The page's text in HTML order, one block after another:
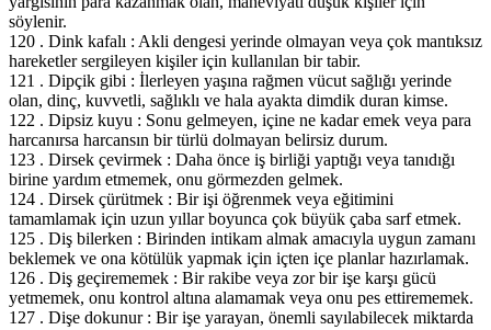
söylenir.
120 . Dink kafalı : Akli dengesi yerinde olmayan veya çok mantıksız
hareketler sergileyen kişiler için kullanılan bir tabir.
121 . Dipçik gibi : İlerleyen yaşına rağmen vücut sağlığı yerinde
olan, dinç, kuvvetli, sağlıklı ve hala ayakta dimdik duran kimse.
122 . Dipsiz kuyu : Sonu gelmeyen, içine ne kadar emek veya para
harcanırsa harcansın bir türlü dolmayan belirsiz durum.
123 . Dirsek çevirmek : Daha önce iş birliği yaptığı veya tanıdığı
birine yardım etmemek, onu görmezden gelmek.
124 . Dirsek çürütmek : Bir işi öğrenmek veya eğitimini
tamamlamak için uzun yıllar boyunca çok büyük çaba sarf etmek.
125 . Diş bilerken : Birinden intikam almak amacıyla uygun zamanı
beklemek ve ona kötülük yapmak için içten içe planlar hazırlamak.
126 . Diş geçirememek : Bir rakibe veya zor bir işe karşı gücü
yetmemek, onu kontrol altına alamamak veya onu pes ettirememek.
127 . Dişe dokunur : Bir işe yarayan, önemli sayılabilecek miktarda